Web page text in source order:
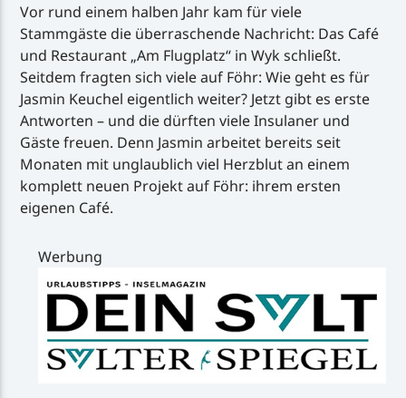
Vor rund einem halben Jahr kam für viele
Stammgäste die überraschende Nachricht: Das Café
und Restaurant „Am Flugplatz“ in Wyk schließt.
Seitdem fragten sich viele auf Föhr: Wie geht es für
Jasmin Keuchel eigentlich weiter? Jetzt gibt es erste
Antworten – und die dürften viele Insulaner und
Gäste freuen. Denn Jasmin arbeitet bereits seit
Monaten mit unglaublich viel Herzblut an einem
komplett neuen Projekt auf Föhr: ihrem ersten
eigenen Café.
Werbung